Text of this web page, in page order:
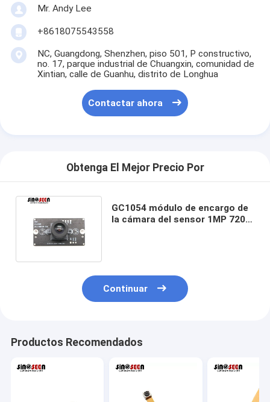
Mr. Andy Lee
+8618075543558
NC, Guangdong, Shenzhen, piso 501, P constructivo,
no. 17, parque industrial de Chuangxin, comunidad de
Xintian, calle de Guanhu, distrito de Longhua
Contactar ahora
Obtenga El Mejor Precio Por
GC1054 módulo de encargo de
la cámara del sensor 1MP 720P
Continuar
Productos Recomendados